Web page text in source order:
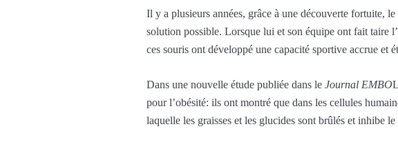
Il y a plusieurs années, grâce à une découverte fortuite,
solution possible. Lorsque lui et son équipe ont fait taire
ces souris ont développé une capacité sportive accrue et
Dans une nouvelle étude publiée dans le Journal EMBO
pour l’obésité: ils ont montré que dans les cellules
laquelle les graisses et les glucides sont brûlés et inhibe